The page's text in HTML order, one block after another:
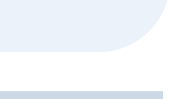
van een huurtermijn